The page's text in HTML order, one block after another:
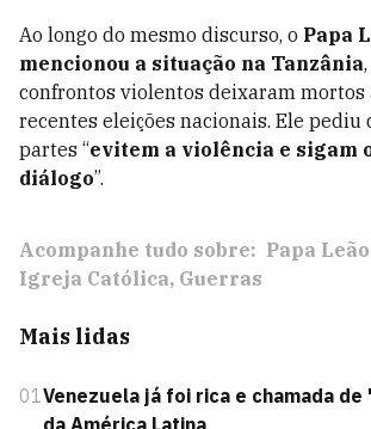
Ao longo do mesmo discurso, o Papa
mencionou a situação na Tanzânia
confrontos violentos deixaram mortos
recentes eleições nacionais. Ele pediu
partes “evitem a violência e sigam
diálogo”.
Acompanhe tudo sobre: Papa
Igreja Católica Guerras
Mais lidas
01Venezuela já foi rica e chamada de
da América Latina